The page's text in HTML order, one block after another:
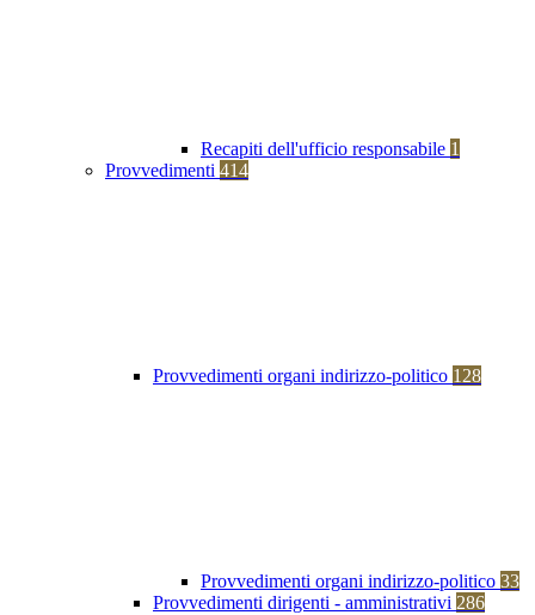
Recapiti dell'ufficio responsabile 1
Provvedimenti 414
Provvedimenti organi indirizzo-politico 128
Provvedimenti organi indirizzo-politico 33
Provvedimenti dirigenti - amministrativi 286